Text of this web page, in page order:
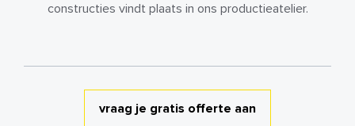
constructies vindt plaats in ons productieatelier.
vraag je gratis offerte aan